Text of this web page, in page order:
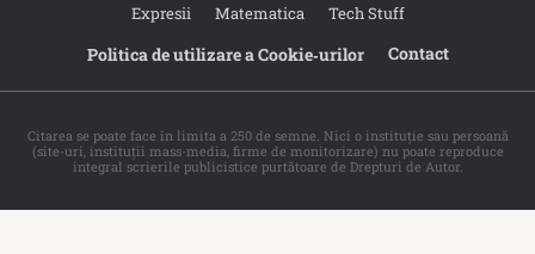
Expresii
Matematica Tech Stuff
Politica de utilizare a Cookie‐urilor Contact
Citarea se poate face în limita a 250 de semne. Nici o instituţie sau persoană
(site-uri, instituţii mass-media, firme de monitorizare) nu poate reproduce
integral scrierile publicistice purtătoare de Drepturi de Autor.